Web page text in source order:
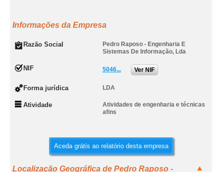
Informações da Empresa
Razão Social
Pedro Raposo - Engenharia E
Sistemas De Informação, Lda
NIF 5046... Ver NIF
Forma jurídica LDA
Atividade
Atividades de engenharia e técnicas
afins
Aceda grátis ao relatório desta empresa
Localização Geográfica de Pedro Raposo -